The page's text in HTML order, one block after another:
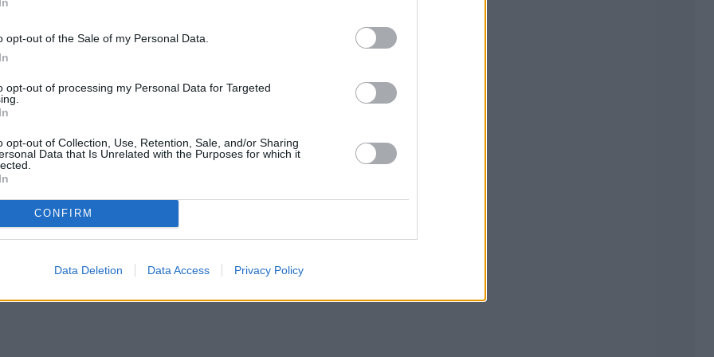
opt-out of the Sale of my Personal Data.
opt-out of processing my Personal Data for Targeted
opt-out of Collection, Use, Retention, Sale, and/or Sharing
Data that Is Unrelated with the Purposes for which it
CONFIRM
Data Deletion Data Access Privacy Policy
leków
zł